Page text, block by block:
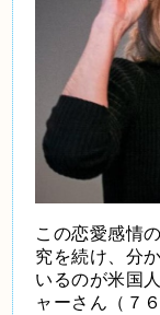
この恋愛感情
究を続け、分
いるのが米国
ャーさん（７